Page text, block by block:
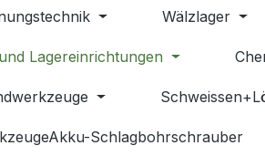
Wälzlager
Lagereinrichtungen
Schlagbohrschrauber